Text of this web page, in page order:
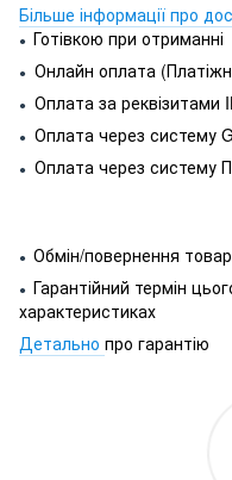
Більше інформації про
● Готівкою при отриманні
● Онлайн оплата
● Оплата за реквізитами
● Оплата через систему
● Оплата через систему
● Обмін/повернення
● Гарантійний термін
характеристиках
Детально про гарантію